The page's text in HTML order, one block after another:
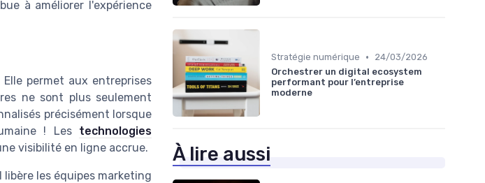
à améliorer l'expérience
permet aux entreprises
ne sont plus seulement
précisément lorsque
! Les technologies
visibilité en ligne accrue.
les équipes marketing
Stratégie numérique •
24/03/2026
Orchestrer un digital ecosystem
performant pour l’entreprise
moderne
À lire aussi